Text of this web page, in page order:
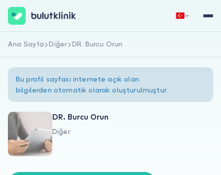
Hakkımızda
Hemen Kaydol
Ana Sayfa Diğer DR. Burcu Orun
Bu profil sayfası internete açık olan
bilgilerden otomatik olarak oluşturulmuştur.
DR. Burcu Orun
Diğer